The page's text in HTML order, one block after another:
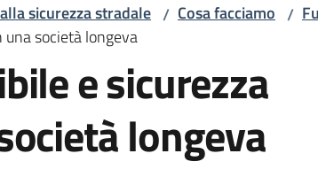
sicurezza stradale / Cosa facciamo /
società longeva
e sicurezza
longeva